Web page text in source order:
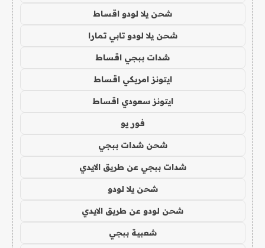
شحن يلا لودو اقساط
شحن يلا لودو تابي تمارا
شدات ببجي اقساط
ايتونز امريكي اقساط
ايتونز سعودي اقساط
فور يو
شحن شدات ببجي
شدات ببجي عن طريق الايدي
شحن يلا لودو
شحن لودو عن طريق الايدي
شعبية ببجي